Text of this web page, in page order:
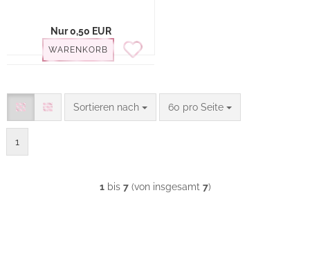
Nur 0,50 EUR
WARENKORB
Sortieren nach
Sortieren nach 60 pro Seite
pro Seite
1
1bis 7(von insgesamt 7)